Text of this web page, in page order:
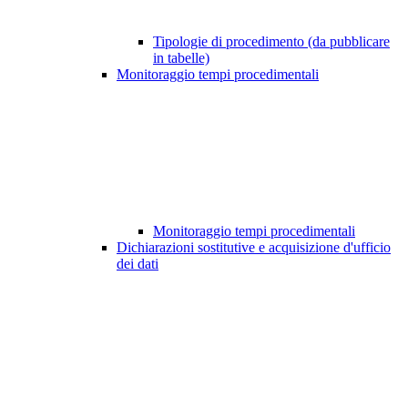
Tipologie di procedimento (da pubblicare
in tabelle)
Monitoraggio tempi procedimentali
Monitoraggio tempi procedimentali
Dichiarazioni sostitutive e acquisizione d'ufficio
dei dati